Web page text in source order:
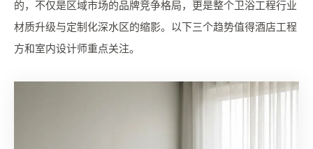
的，不仅是区域市场的品牌竞争格局，更是整个卫浴工程行业
材质升级与定制化深水区的缩影。以下三个趋势值得酒店工程
方和室内设计师重点关注。